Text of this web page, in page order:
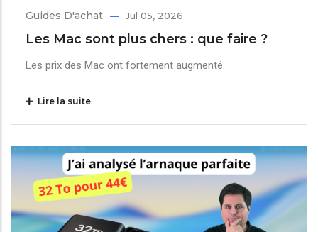
Guides D'achat Jul 05, 2026
Les Mac sont plus chers : que faire ?
Les prix des Mac ont fortement augmenté.
Lire la suite